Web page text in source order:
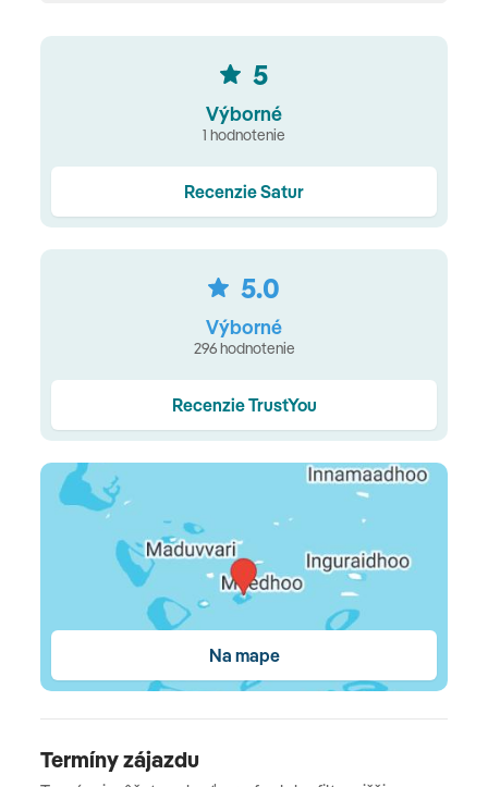
Pláž
krásna piesočnatá pláž • potápačská oblasť • domáci
Ubytovanie
kombinovaná obývacia izba/spálňa • pohovka • písací
stôl • klimatizácia • stropný ventilátor • kúpeľňa so
sprchou, vaňou a WC • sušič vlasov • župan a papuče •
Wi-Fi zdarma • SAT TV • trezor • minibar (zadarmo)•
Nespresso kávovar • set na prípravu kávy/čaju • terasa
Beach Villa -cca 93 m², na pláži s privátnym bazénom •
Ocean Villa -
cca 93 m², bungalov na vode •Family
Beach Villa -
cca 185 m², pozostáva z 2 dvojlôžkových
izieb so spojovacími dverami •
Ocean Suite -
m², poschodový bungalov na vode (na prízemí je
obývačka, na poschodí spálňa), s privátnym bazénom
Stravovanie
all inclusive
raňajky neskoré raňajky • obedy • večere • bezplatné
5
Výborné
1 hodnotenie
Recenzie Satur
5.0
Výborné
296 hodnotenie
Recenzie TrustYou
Na mape
Termíny zájazdu